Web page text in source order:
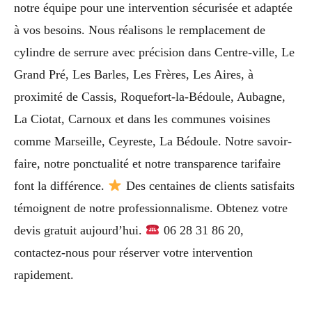
notre équipe pour une intervention sécurisée et adaptée
à vos besoins. Nous réalisons le remplacement de
cylindre de serrure avec précision dans Centre-ville, Le
Grand Pré, Les Barles, Les Frères, Les Aires, à
proximité de Cassis, Roquefort-la-Bédoule, Aubagne,
La Ciotat, Carnoux et dans les communes voisines
comme Marseille, Ceyreste, La Bédoule. Notre savoir-
faire, notre ponctualité et notre transparence tarifaire
font la différence.
Des centaines de clients satisfaits
témoignent de notre professionnalisme. Obtenez votre
devis gratuit aujourd’hui.
06 28 31 86 20,
contactez-nous pour réserver votre intervention
rapidement.